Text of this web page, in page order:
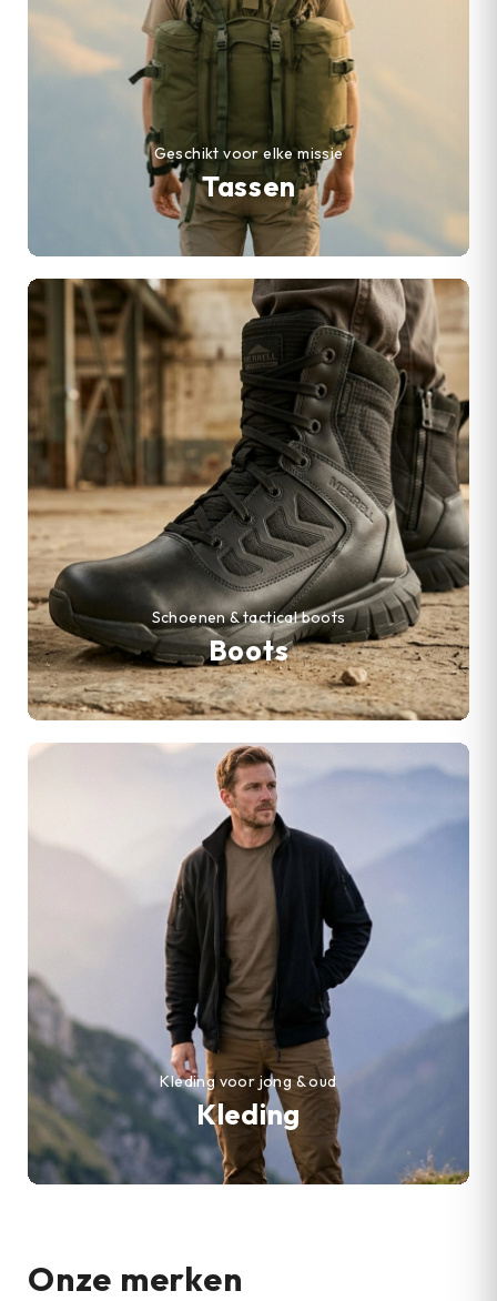
Tassen
Geschikt voor elke missie
Boots
Schoenen & tactical boots
Kleding
Kleding voor jong & oud
Onze merken